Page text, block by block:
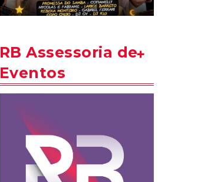
RB Assessoria de
Eventos